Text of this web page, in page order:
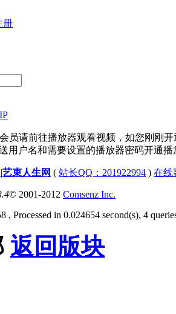
册
员请前往播放器观看视频，如您刚刚
送用户名和需要设置的播放器密码开通播
|艺束人生网 ( 站长QQ：201922994 ) 在线
© 2001-2012 Comsenz Inc.
, Processed in 0.024654 second(s), 4
返回版块